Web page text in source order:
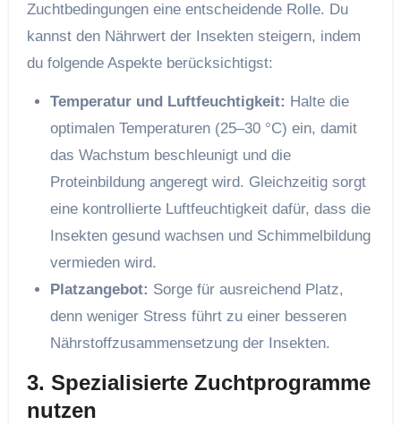
Zuchtbedingungen eine entscheidende Rolle. Du
kannst den Nährwert der Insekten steigern, indem
du folgende Aspekte berücksichtigst:
Temperatur und Luftfeuchtigkeit: Halte die
optimalen Temperaturen (25–30 °C) ein, damit
das Wachstum beschleunigt und die
Proteinbildung angeregt wird. Gleichzeitig sorgt
eine kontrollierte Luftfeuchtigkeit dafür, dass die
Insekten gesund wachsen und Schimmelbildung
vermieden wird.
Platzangebot: Sorge für ausreichend Platz,
denn weniger Stress führt zu einer besseren
Nährstoffzusammensetzung der Insekten.
3. Spezialisierte Zuchtprogramme
nutzen